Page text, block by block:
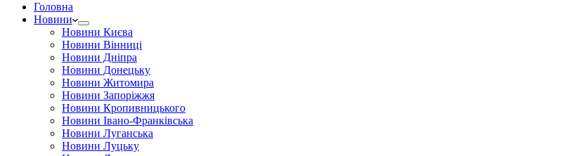
Головна
Новини
Новини Києва
Новини Вінниці
Новини Дніпра
Новини Донецьку
Новини Житомира
Новини Запоріжжя
Новини Кропивницького
Новини Івано-Франківська
Новини Луганська
Новини Луцьку